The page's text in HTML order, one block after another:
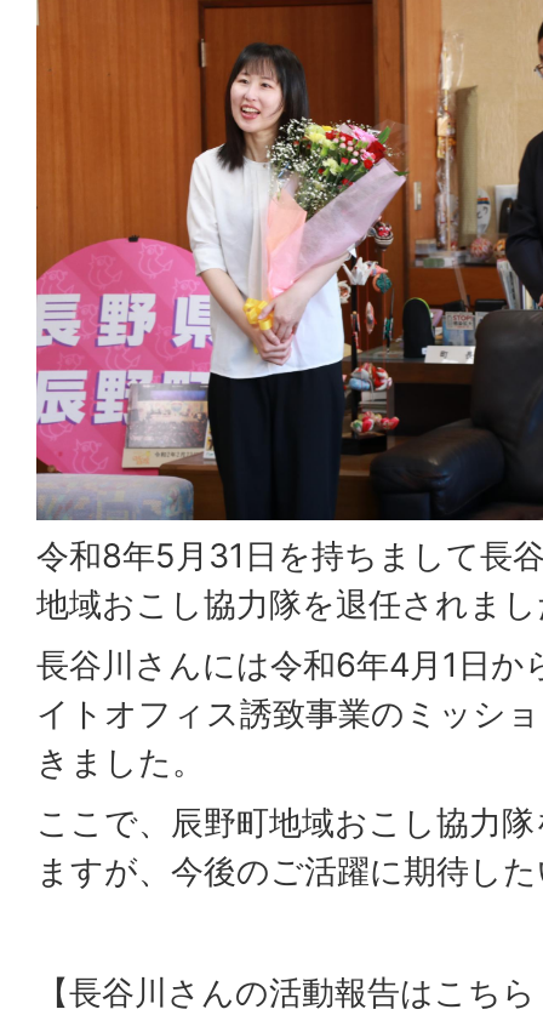
令和8年5月31日を持ちまして長
地域おこし協力隊を退任されま
長谷川さんには令和6年4月1日か
イトオフィス誘致事業のミッシ
きました。
ここで、辰野町地域おこし協力
ますが、今後のご活躍に期待し
【長谷川さんの活動報告はこち